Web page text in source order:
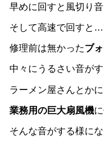
早めに回すと風切り
そして高速で回すと
修理前は無かったブ
中々にうるさい音が
ラーメン屋さんとか
業務用の巨大扇風機
そんな音がする様に